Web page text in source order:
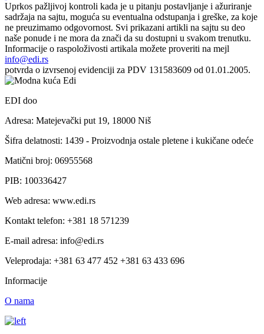
Uprkos pažljivoj kontroli kada je u pitanju postavljanje i ažuriranje
sadržaja na sajtu, moguća su eventualna odstupanja i greške, za koje
ne preuzimamo odgovornost. Svi prikazani artikli na sajtu su deo
naše ponude i ne mora da znači da su dostupni u svakom trenutku.
Informacije o raspoloživosti artikala možete proveriti na mejl
info@edi.rs
potvrda o izvrsenoj evidenciji za PDV 131583609 od 01.01.2005.
EDI doo
Adresa: Matejevački put 19, 18000 Niš
Šifra delatnosti: 1439 - Proizvodnja ostale pletene i kukičane odeće
Matični broj: 06955568
PIB: 100336427
Web adresa: www.edi.rs
Kontakt telefon: +381 18 571239
E-mail adresa: info@edi.rs
Veleprodaja: +381 63 477 452 +381 63 433 696
Informacije
O nama